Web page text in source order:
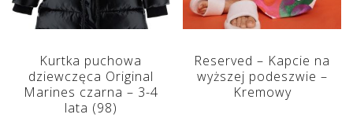
Kurtka puchowa
dziewczęca Original
Marines czarna – 3-4
lata (98)
Reserved – Kapcie na
wyższej podeszwie –
Kremowy